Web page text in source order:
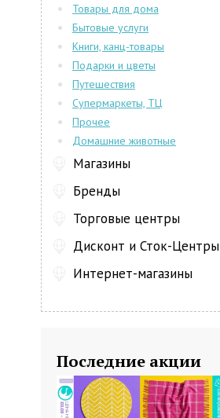
Товары для дома
Бытовые услуги
Книги, канц-товары
Подарки и цветы
Путешествия
Супермаркеты, ТЦ
Прочее
Домашние животные
Магазины
Бренды
Торговые центры
Дисконт и Сток-Центры
Интернет-магазины
Последние акции